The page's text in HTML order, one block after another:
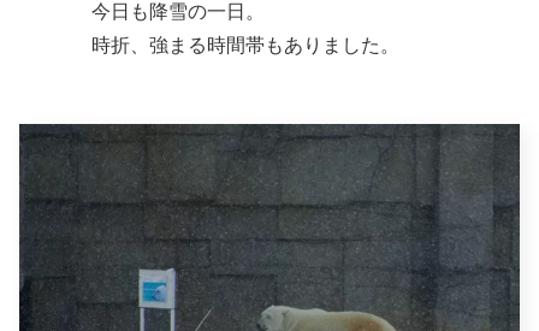
今日も降雪の一日。
時折、強まる時間帯もありました。